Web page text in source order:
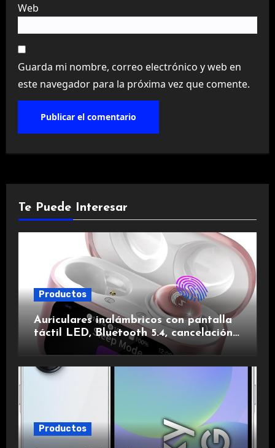
Web
Guarda mi nombre, correo electrónico y web en
este navegador para la próxima vez que comente.
Te Puede Interesar
Productos
Auriculares inalámbricos con pantalla
táctil LED, Bluetooth 5.4, cancelación
de ruido, impermeables y de larga
Productos